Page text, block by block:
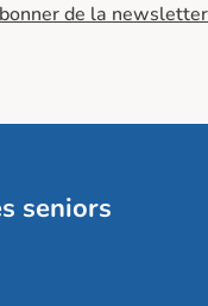
de la newsletter
seniors